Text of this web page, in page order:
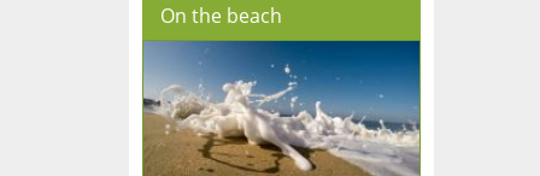
On the beach